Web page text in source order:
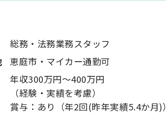
企業担当者の方へ お問い合わせ
・根室エリア
ーツクエリア
エリア
総務・法務業務スタッフ
恵庭市・マイカー通勤可
年収300万円～400万円
（経験・実績を考慮）
賞与：あり（年2回(昨年実績5.4か月)）